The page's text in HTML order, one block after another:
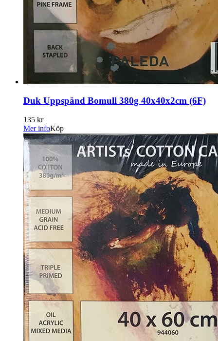
Duk Uppspänd Bomull 380g 40x40x2cm (6F)
135 kr
Mer infoKöp